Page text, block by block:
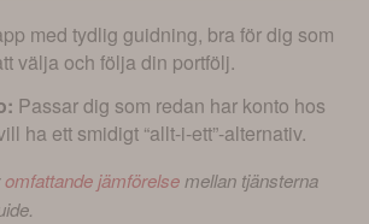
med tydlig guidning, bra för dig som
välja och följa din portfölj.
Passar dig som redan har konto hos
ha ett smidigt “allt-i-ett”-alternativ.
omfattande jämförelse mellan tjänsterna